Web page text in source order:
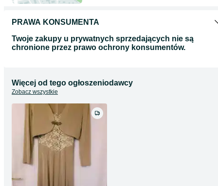
PRAWA KONSUMENTA
Twoje zakupy u prywatnych sprzedających nie są
chronione przez prawo ochrony konsumentów.
Więcej od tego ogłoszeniodawcy
Zobacz wszystkie